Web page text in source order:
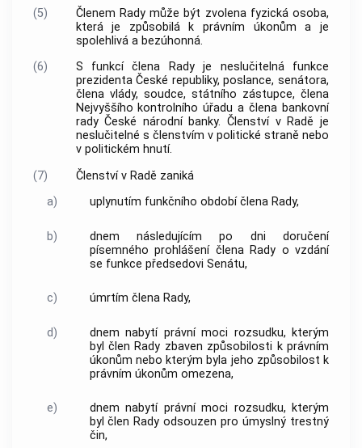
(5)
Členem Rady může být zvolena fyzická osoba,
která je způsobilá k právním úkonům a je
spolehlivá a bezúhonná.
(6)
S funkcí člena Rady je neslučitelná funkce
prezidenta České republiky, poslance, senátora,
člena vlády, soudce, státního zástupce, člena
Nejvyššího kontrolního úřadu a člena bankovní
rady České národníbanky. Členství v Radě je
neslučitelné s členstvím v politické straně nebo
v politickém hnutí.
(7)
Členství v Radě zaniká
a)
uplynutím funkčního období člena Rady,
b)
dnem následujícím po dni doručení
písemného prohlášení člena Rady o vzdání
se funkce předsedovi Senátu,
c) úmrtím člena Rady,
d)
dnem nabytí právní moci rozsudku, kterým
byl člen Rady zbaven způsobilosti k právním
úkonům nebo kterým byla jeho způsobilost k
právním úkonům omezena,
e)
dnem nabytí právní moci rozsudku, kterým
byl člen Rady odsouzen pro úmyslný trestný
čin,